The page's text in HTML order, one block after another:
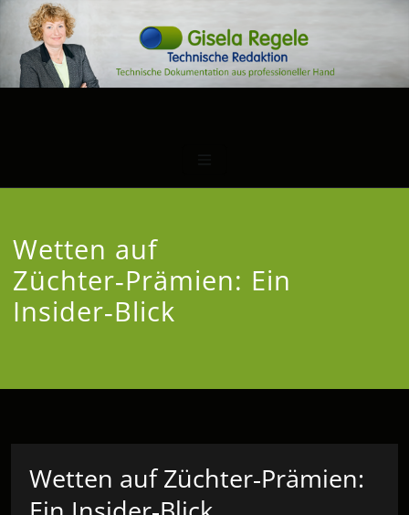
Wetten auf
Züchter‑Prämien: Ein
Insider‑Blick
Wetten auf Züchter‑Prämien: